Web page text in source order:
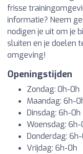
frisse
informatie? Neem
nodigen je uit om je
sluiten en je doelen
omgeving!
Openingstijden
Zondag: 0h-0h
Maandag: 6h-
Dinsdag: 6h-0h
Woensdag: 6h-
Donderdag:
Vrijdag: 6h-0h